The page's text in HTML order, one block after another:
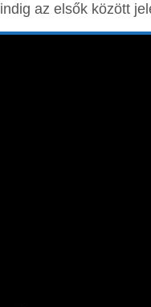
az elsők között